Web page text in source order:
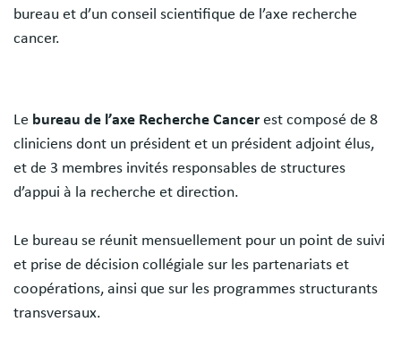
bureau et d’un conseil scientifique de l’axe recherche
cancer.
Le bureau de l’axe Recherche Cancerest composé de 8
cliniciens dont un président et un président adjoint élus,
et de 3 membres invités responsables de structures
d’appui à la recherche et direction.
Le bureau se réunit mensuellement pour un point de suivi
et prise de décision collégiale sur les partenariats et
coopérations, ainsi que sur les programmes structurants
transversaux.